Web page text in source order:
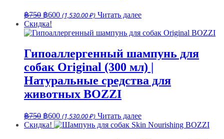
฿750 Первоначальная
цена
составляла
฿600Текущая
฿600.
(1,530.00 ₽) Читать далее
Скидка!
Гипоаллергенный шампунь для
собак Original (300 мл) |
Натуральные средства для
животных BOZZI
฿750 Первоначальная
цена
฿600Текущая
цена:
(1,530.00 ₽) Читать далее
Скидка!